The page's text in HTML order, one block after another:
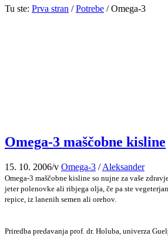
Tu ste: Prva stran / Potrebe / Omega-3
Omega-3 maščobne kisline
15. 10. 2006/v Omega-3 / Aleksander
Omega-3 maščobne kisline so nujne za vaše
jeter polenovke ali ribjega olja, če pa ste
repice, iz lanenih semen ali orehov.
Priredba predavanja prof. dr. Holuba, univerza